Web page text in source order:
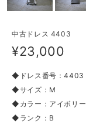
中古ドレス 4403
¥23,000
◆ドレス番号：4403
◆サイズ：M
◆カラー：アイボリー
◆ランク：B